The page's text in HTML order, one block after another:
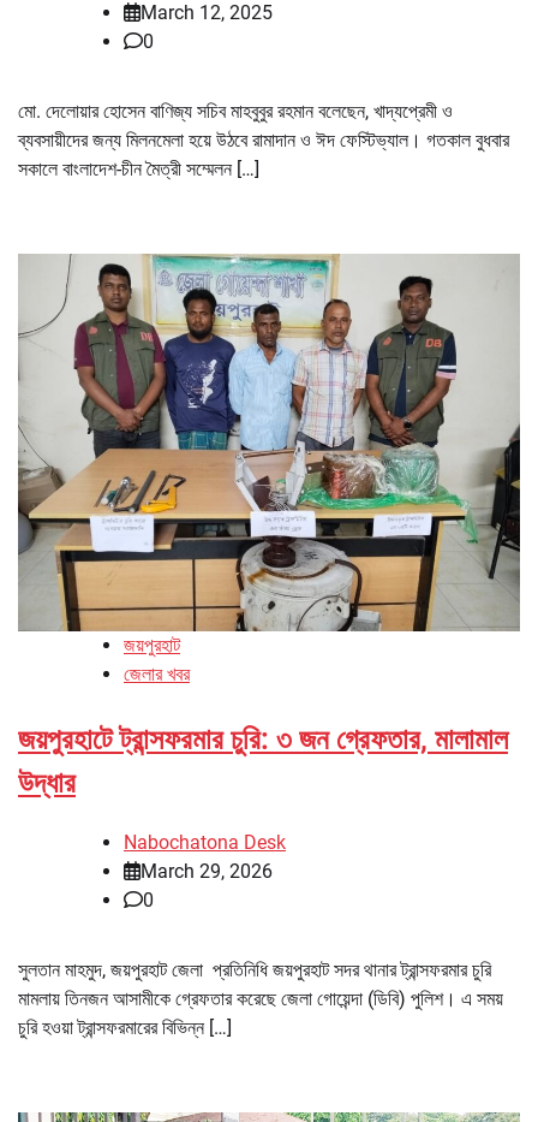
March 12, 2025
0
মো. দেলোয়ার হোসেন বাণিজ্য সচিব মাহবুবুর রহমান বলেছেন, খাদ্যপ্রেমী ও
ব্যবসায়ীদের জন্য মিলনমেলা হয়ে উঠবে রামাদান ও ঈদ ফেস্টিভ্যাল। গতকাল বুধবার
সকালে বাংলাদেশ-চীন মৈত্রী সম্মেলন […]
জয়পুরহাট
জেলার খবর
জয়পুরহাটে ট্রান্সফরমার চুরি: ৩ জন গ্রেফতার, মালামাল
উদ্ধার
Nabochatona Desk
March 29, 2026
0
সুলতান মাহমুদ, জয়পুরহাট জেলা প্রতিনিধি জয়পুরহাট সদর থানার ট্রান্সফরমার চুরি
মামলায় তিনজন আসামীকে গ্রেফতার করেছে জেলা গোয়েন্দা (ডিবি) পুলিশ। এ সময়
চুরি হওয়া ট্রান্সফরমারের বিভিন্ন […]